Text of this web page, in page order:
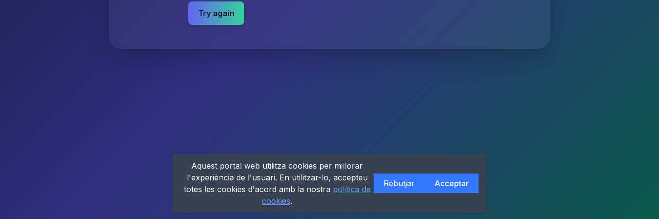
Try again
Aquest portal web utilitza cookies per millorar
l'experiència de l'usuari. En utilitzar-lo, accepteu
totes les cookies d'acord amb la nostra política de
cookies.
Rebutjar Acceptar